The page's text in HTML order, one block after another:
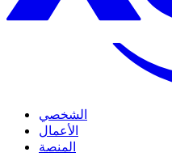
الشخصي
الأعمال
المنصة